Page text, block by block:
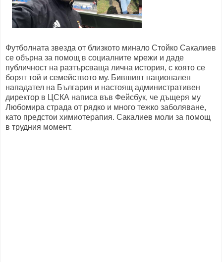
Футболната звезда от близкото минало Стойко Сакалиев
се обърна за помощ в социалните мрежи и даде
публичност на разтърсваща лична история, с която се
борят той и семейството му. Бившият национален
нападател на България и настоящ административен
директор в ЦСКА написа във Фейсбук, че дъщеря му
Любомира страда от рядко и много тежко заболяване,
като предстои химиотерапия. Сакалиев моли за помощ
в трудния момент.